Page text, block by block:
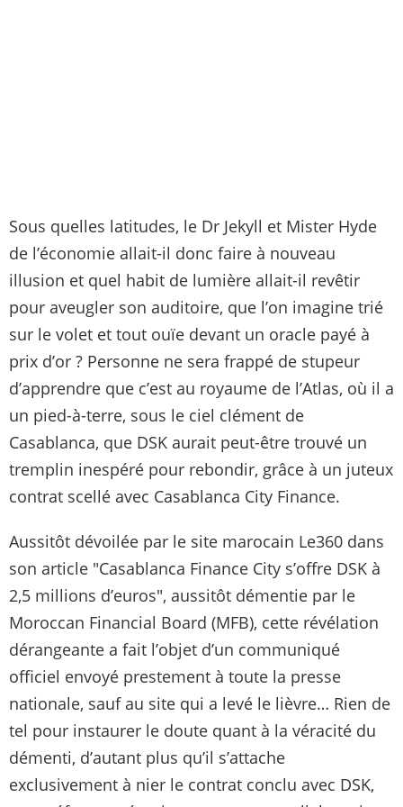
Sous quelles latitudes, le Dr Jekyll et Mister Hyde
de l’économie allait-il donc faire à nouveau
illusion et quel habit de lumière allait-il revêtir
pour aveugler son auditoire, que l’on imagine trié
sur le volet et tout ouïe devant un oracle payé à
prix d’or ? Personne ne sera frappé de stupeur
d’apprendre que c’est au royaume de l’Atlas, où il a
un pied-à-terre, sous le ciel clément de
Casablanca, que DSK aurait peut-être trouvé un
tremplin inespéré pour rebondir, grâce à un juteux
contrat scellé avec Casablanca City Finance.
Aussitôt dévoilée par le site marocain Le360 dans
son article "Casablanca Finance City s’offre DSK à
2,5 millions d’euros", aussitôt démentie par le
Moroccan Financial Board (MFB), cette révélation
dérangeante a fait l’objet d’un communiqué
officiel envoyé prestement à toute la presse
nationale, sauf au site qui a levé le lièvre… Rien de
tel pour instaurer le doute quant à la véracité du
démenti, d’autant plus qu’il s’attache
exclusivement à nier le contrat conclu avec DSK,